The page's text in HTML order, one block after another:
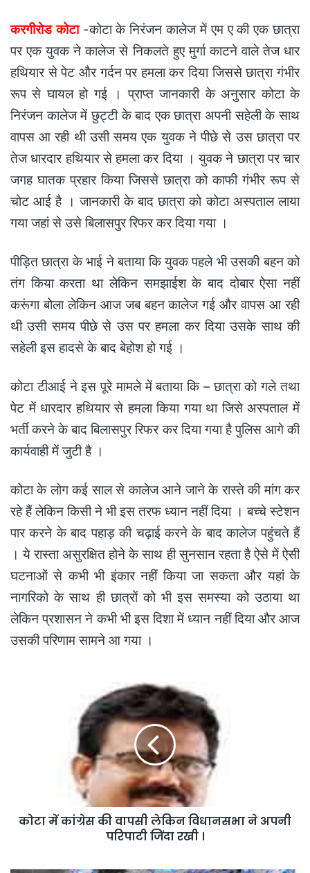
करगीरोड कोटा -कोटा के निरंजन कालेज में एम ए की एक छात्रा
पर एक युवक ने कालेज से निकलते हुए मुर्गा काटने वाले तेज धार
हथियार से पेट और गर्दन पर हमला कर दिया जिससे छात्रा गंभीर
रूप से घायल हो गई । प्राप्त जानकारी के अनुसार कोटा के
निरंजन कालेज में छुट्टी के बाद एक छात्रा अपनी सहेली के साथ
वापस आ रही थी उसी समय एक युवक ने पीछे से उस छात्रा पर
तेज धारदार हथियार से हमला कर दिया । युवक ने छात्रा पर चार
जगह घातक प्रहार किया जिससे छात्रा को काफी गंभीर रूप से
चोट आई है । जानकारी के बाद छात्रा को कोटा अस्पताल लाया
गया जहां से उसे बिलासपुर रिफर कर दिया गया ।
पीड़ित छात्रा के भाई ने बताया कि युवक पहले भी उसकी बहन को
तंग किया करता था लेकिन समझाईश के बाद दोबार ऐसा नहीं
करूंगा बोला लेकिन आज जब बहन कालेज गई और वापस आ रही
थी उसी समय पीछे से उस पर हमला कर दिया उसके साथ की
सहेली इस हादसे के बाद बेहोश हो गई ।
कोटा टीआई ने इस पूरे मामले में बताया कि – छात्रा को गले तथा
पेट में धारदार हथियार से हमला किया गया था जिसे अस्पताल में
भर्ती करने के बाद बिलासपुर रिफर कर दिया गया है पुलिस आगे की
कार्यवाही में जुटी है ।
कोटा के लोग कई साल से कालेज आने जाने के रास्ते की मांग कर
रहे हैं लेकिन किसी ने भी इस तरफ ध्यान नहीं दिया । बच्चे स्टेशन
पार करने के बाद पहाड़ की चढ़ाई करने के बाद कालेज पहुंचते हैं
। ये रास्ता असुरक्षित होने के साथ ही सुनसान रहता है ऐसे में ऐसी
घटनाओं से कभी भी इंकार नहीं किया जा सकता और यहां के
नागरिको के साथ ही छात्रों को भी इस समस्या को उठाया था
लेकिन प्रशासन ने कभी भी इस दिशा में ध्यान नहीं दिया और आज
उसकी परिणाम सामने आ गया ।
परिपाटी
कोटा में कांग्रेस की वापसी लेकिन विधानसभा ने अपनी
परिपाटी जिंदा रखी ।